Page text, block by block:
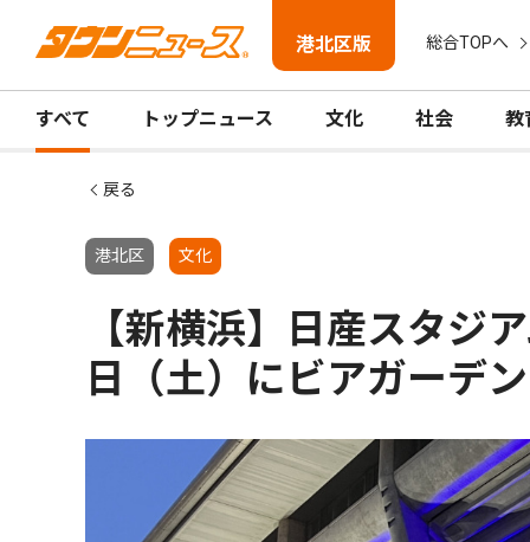
港北区版 総合TOPへ
すべて トップニュース 文化 社会 教
戻る
港北区 文化
【新横浜】日産スタジ
日（土）にビアガーデ